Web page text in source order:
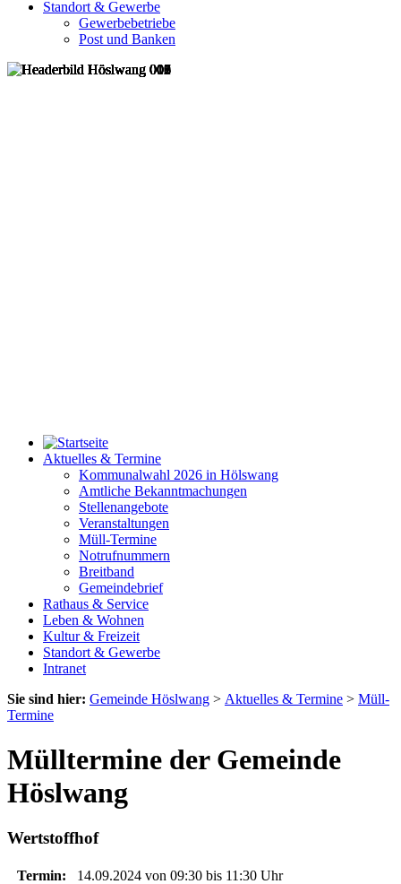
Standort & Gewerbe
Gewerbebetriebe
Post und Banken
Aktuelles & Termine
Kommunalwahl 2026 in Hölswang
Amtliche Bekanntmachungen
Stellenangebote
Veranstaltungen
Müll-Termine
Notrufnummern
Breitband
Gemeindebrief
Rathaus & Service
Leben & Wohnen
Kultur & Freizeit
Standort & Gewerbe
Intranet
Sie sind hier: Gemeinde Höslwang > Aktuelles & Termine > Müll-
Termine
Mülltermine der Gemeinde
Höslwang
Wertstoffhof
Termin: 14.09.2024 von 09:30 bis 11:30 Uhr